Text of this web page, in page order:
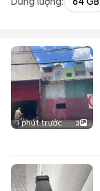
1 phút trước 3